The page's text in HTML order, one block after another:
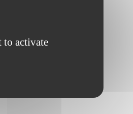
to activate